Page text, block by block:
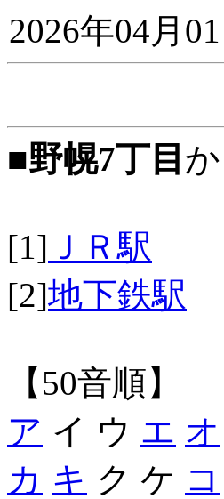
2026年04月
■野幌7丁目
[1] ＪＲ駅
[2]地下鉄駅
【50音順】
ア イ ウ エ オ
カ キ ク ケ コ